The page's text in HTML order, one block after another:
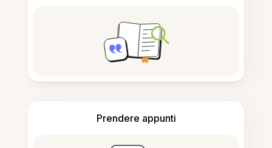
Prendere appunti